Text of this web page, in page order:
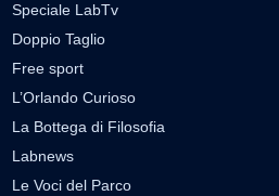
Speciale LabTv
Doppio Taglio
Free sport
L’Orlando Curioso
La Bottega di Filosofia
Labnews
Le Voci del Parco